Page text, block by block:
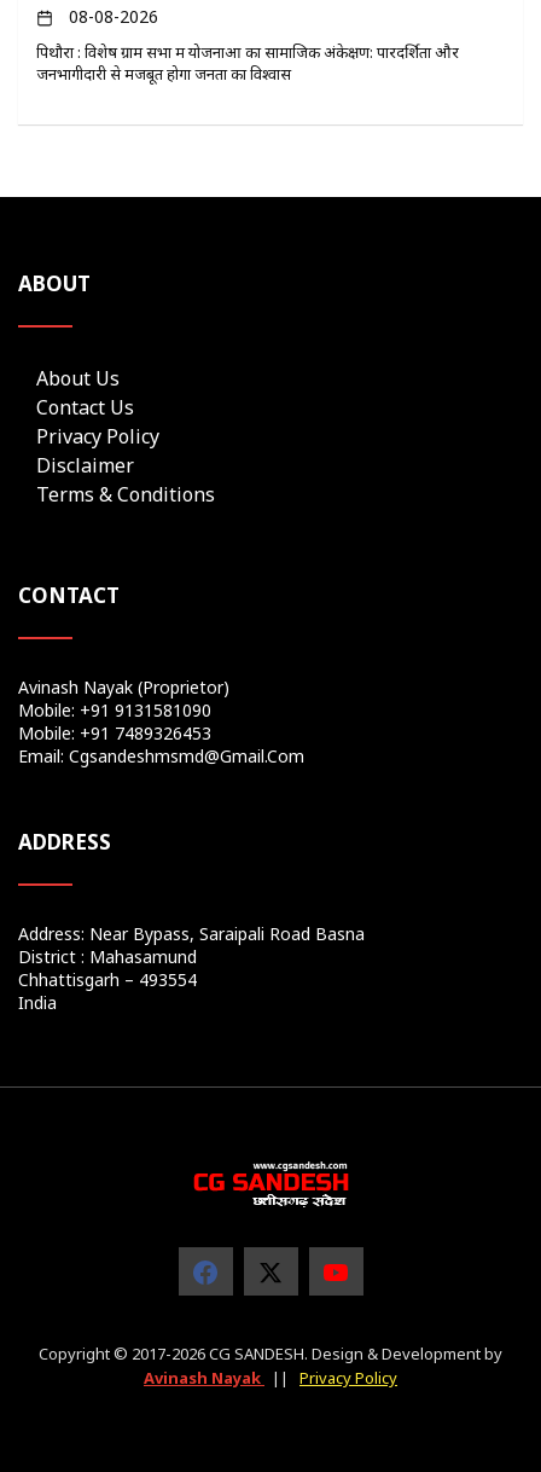
08-08-2026
पिथौरा : विशेष ग्राम सभा में योजनाओं का सामाजिक अंकेक्षण: पारदर्शिता और
जनभागीदारी से मजबूत होगा जनता का विश्वास
ABOUT
About Us
Contact Us
Privacy Policy
Disclaimer
Terms & Conditions
CONTACT
Avinash Nayak (Proprietor)
Mobile: +91 9131581090
Mobile: +91 7489326453
Email: Cgsandeshmsmd@gmail.com
ADDRESS
Address: Near Bypass, Saraipali Road Basna
District : Mahasamund
Chhattisgarh – 493554
India
Copyright © 2017-2026 CG SANDESH. Design & Development by
Avinash Nayak
|| Privacy Policy